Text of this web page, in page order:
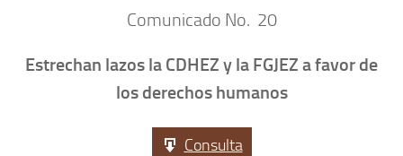
Comunicado No. 20
Estrechan lazos la CDHEZ y la FGJEZ a favor de
los derechos humanos
Consulta